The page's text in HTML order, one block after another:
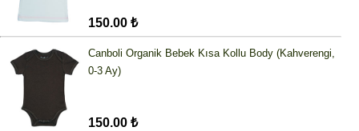
150.00 ₺
Canboli Organik Bebek Kısa Kollu Body (Kahverengi,
0-3 Ay)
150.00 ₺